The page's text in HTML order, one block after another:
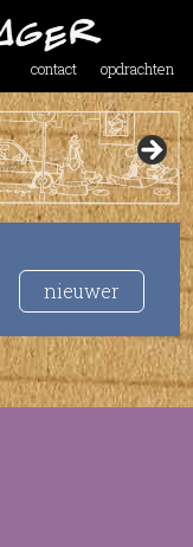
contact opdrachten
nieuwer